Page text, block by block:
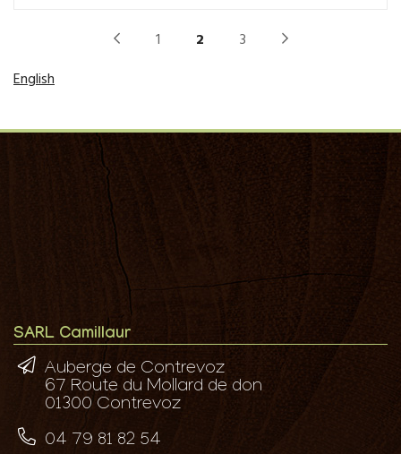
1 2
3
English
SARL Camillaur
Auberge de Contrevoz
67 Route du Mollard de don
01300 Contrevoz
04 79 81 82 54